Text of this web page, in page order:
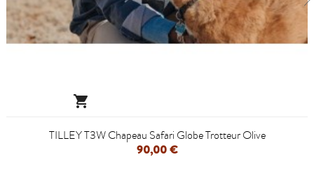

TILLEY T3W Chapeau Safari Globe Trotteur Olive
90,00 €